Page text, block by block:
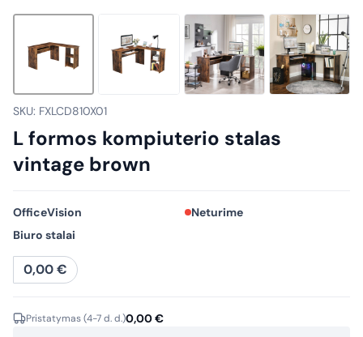
SKU: FXLCD810X01
L formos kompiuterio stalas
vintage brown
OfficeVision
Neturime
Biuro stalai
0,00€
Pristatymas (4-7 d. d.)0,00€